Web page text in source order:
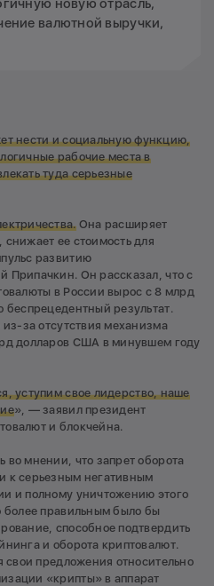
валютной выручки,
нести и социальную функцию,
рабочие места в
туда серьезные
Она расширяет
ее стоимость для
развитию
Он рассказал, что с
в России вырос с 8 млрд
результат.
за отсутствия механизма
долларов США в минувшем году
уступим свое лидерство, наше
», — заявил президент
и блокчейна.
во мнении, что запрет оборота
к серьезным негативным
и полному уничтожению этого
более правильным было бы
способное подтвердить
и оборота криптовалют.
свои предложения относительно
«крипты» в аппарат